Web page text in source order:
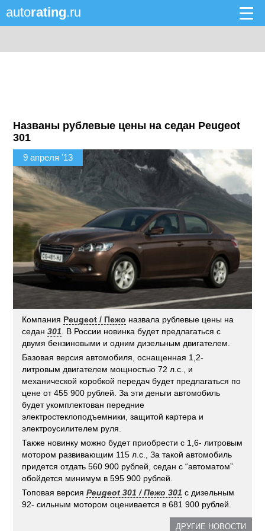
autorating.ru
Названы рублевые цены на седан Peugeot
301
9 апреля '13
Компания Peugeot / Пежо назвала рублевые цены на
седан301 . В России новинка будет предлагаться с
двумя бензиновыми и одним дизельным двигателем.
Базовая версия автомобиля, оснащенная 1,2-
литровым двигателем мощностью 72 л.с., и
механической коробкой передач будет предлагаться по
цене от 455 900 рублей. За эти деньги автомобиль
будет укомплектован передние
электростеклоподъемники, защитой картера и
электроусилителем руля.
Также новинку можно будет приобрести с 1,6- литровым
мотором развивающим 115 л.с., За такой автомобиль
придется отдать 560 900 рублей, седан с “автоматом”
обойдется минимум в 595 900 рублей.
Топовая версияPeugeot 301 / Пежо 301 с дизельным
92- сильным мотором оценивается в 681 900 рублей.
ДРУГИЕ НОВОСТИ